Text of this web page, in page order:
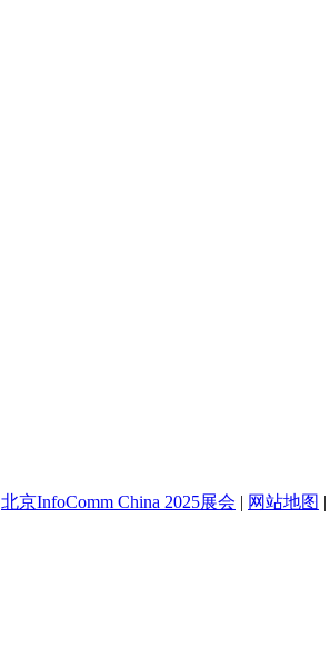
北京InfoComm China 2025展会 | 网站地图 |